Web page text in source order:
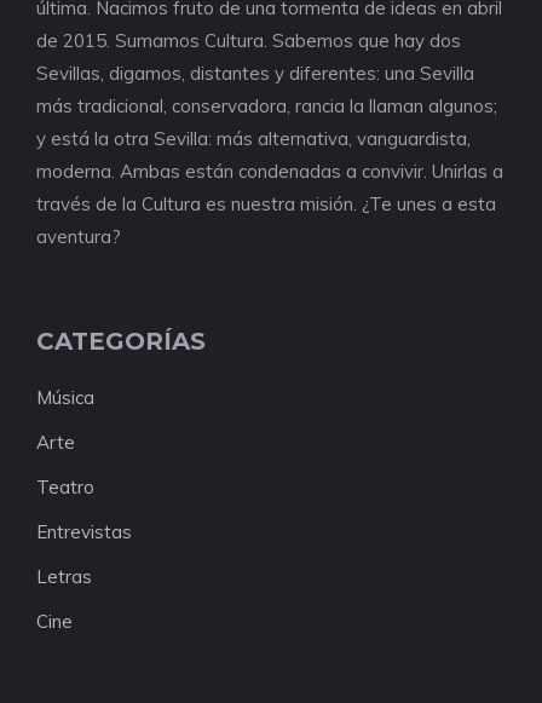
última. Nacimos fruto de una tormenta de ideas en abril
de 2015. Sumamos Cultura. Sabemos que hay dos
Sevillas, digamos, distantes y diferentes: una Sevilla
más tradicional, conservadora, rancia la llaman algunos;
y está la otra Sevilla: más alternativa, vanguardista,
moderna. Ambas están condenadas a convivir. Unirlas a
través de la Cultura es nuestra misión. ¿Te unes a esta
aventura?
CATEGORÍAS
Música
Arte
Teatro
Entrevistas
Letras
Cine